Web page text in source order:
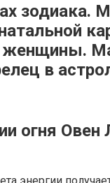
зодиака.
в
огня Овен
энергии